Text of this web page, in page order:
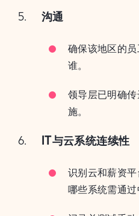
沟通
确保该地区的
谁。
领导层已明确
施。
IT与云系统连续性
识别云和薪资
哪些系统需通过